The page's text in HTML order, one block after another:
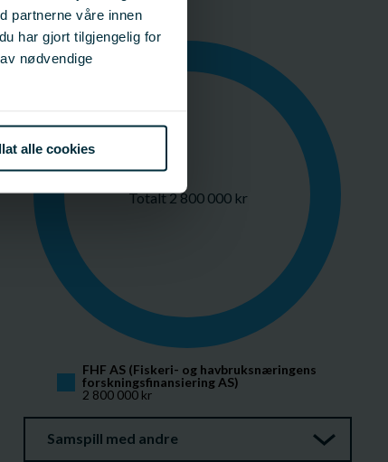
partnerne våre innen
har gjort tilgjengelig for
nødvendige
alle cookies
Budsjett
Totalt 2 800 000 kr
FHF AS (Fiskeri- og havbruksnæringens
forskningsfinansiering AS)
2 800 000 kr
Samspill med andre